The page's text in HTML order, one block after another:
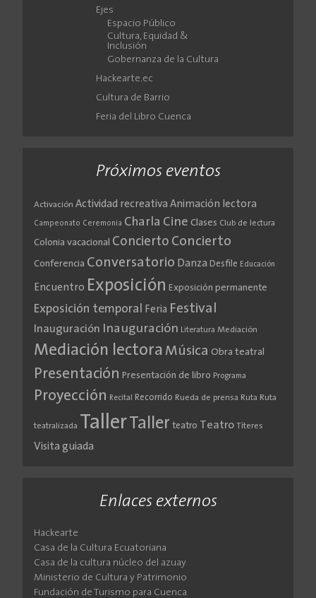
Ejes
Espacio Público
Cultura, Equidad &
Inclusión
Gobernanza de la Cultura
Hackearte.ec
Cultura de Barrio
Feria del Libro Cuenca
Próximos eventos
Activación Actividad recreativa Animación lectora
Campeonato Ceremonia Charla Cine Clases Club de lectura
Colonia vacacional Concierto Concierto
Conferencia Conversatorio Danza Desfile Educación
Encuentro Exposición Exposición permanente
Exposición temporal Feria Festival
Inauguración Inauguración Literatura Mediación
Mediación lectora Música Obra teatral
Presentación Presentación de libro Programa
Proyección Recital Recorrido Rueda de prensa Ruta Ruta
teatralizada Taller Taller teatro Teatro Títeres
Visita guiada
Enlaces externos
Hackearte
Casa de la Cultura Ecuatoriana
Casa de la cultura núcleo del azuay
Ministerio de Cultura y Patrimonio
Fundación de Turismo para Cuenca